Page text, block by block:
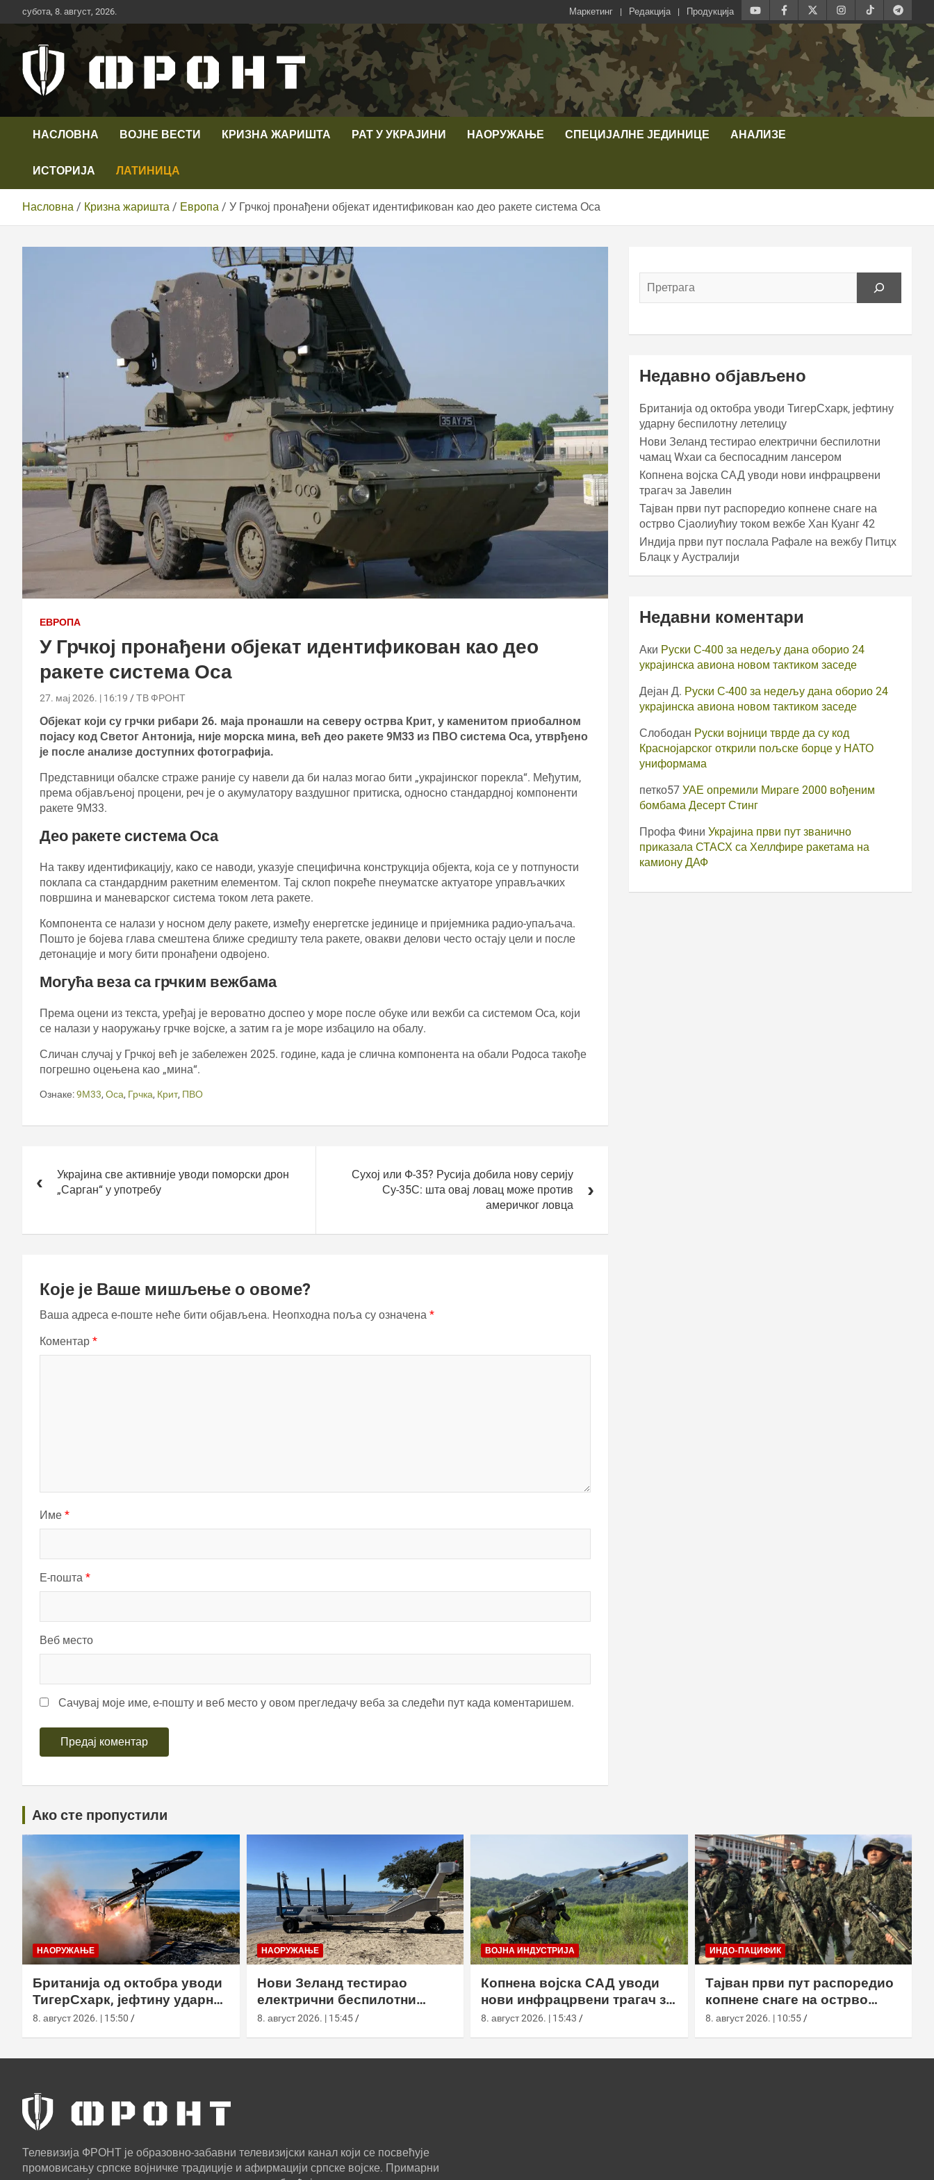
Скип
то
субота, 8. август, 2026. Маркетинг Редакција Продукција
Телевизија ФРОНТ
НАСЛОВНА ВОЈНЕ ВЕСТИ КРИЗНА ЖАРИШТА РАТ У УКРАЈИНИ НАОРУЖАЊЕ СПЕЦИЈАЛНЕ ЈЕДИНИЦЕ АНАЛИЗЕ
ИСТОРИЈА ЛАТИНИЦА
Насловна Кризна жаришта Европа У Грчкој пронађени објекат идентификован као део ракете система Оса
ЕВРОПА
У Грчкој пронађени објекат идентификован као део
ракете система Оса
27. мај 2026. | 16:19 ТВ ФРОНТ
Објекат који су грчки рибари 26. маја пронашли на северу острва Крит, у каменитом приобалном
појасу код Светог Антонија, није морска мина, већ део ракете 9М33 из ПВО система Оса, утврђено
је после анализе доступних фотографија.
Представници обалске страже раније су навели да би налаз могао бити „украјинског порекла“. Међутим,
према објављеној процени, реч је о акумулатору ваздушног притиска, односно стандардној компоненти
ракете 9М33.
Део ракете система Оса
На такву идентификацију, како се наводи, указује специфична конструкција објекта, која се у потпуности
поклапа са стандардним ракетним елементом. Тај склоп покреће пнеуматске актуаторе управљачких
површина и маневарског система током лета ракете.
Компонента се налази у носном делу ракете, између енергетске јединице и пријемника радио-упаљача.
Пошто је бојева глава смештена ближе средишту тела ракете, овакви делови често остају цели и после
детонације и могу бити пронађени одвојено.
Могућа веза са грчким вежбама
Према оцени из текста, уређај је вероватно доспео у море после обуке или вежби са системом Оса, који
се налази у наоружању грчке војске, а затим га је море избацило на обалу.
Сличан случај у Грчкој већ је забележен 2025. године, када је слична компонента на обали Родоса такође
погрешно оцењена као „мина“.
Ознаке:9М33, Оса, Грчка, Крит, ПВО
чланкаУкрајина све активније уводи поморски дрон
„Сарган“ у употребу
Сухој или Ф-35? Русија добила нову серију
Су-35С: шта овај ловац може против
америчког ловца
Које је Ваше мишљење о овоме?
Ваша адреса е-поште неће бити објављена. Неопходна поља су означена *
Коментар *
Име *
Е-пошта *
Веб место
Сачувај моје име, е-пошту и веб место у овом прегледачу веба за следећи пут када коментаришем.
Недавно објављено
Британија од октобра уводи ТигерСхарк, јефтину
ударну беспилотну летелицу
Нови Зеланд тестирао електрични беспилотни
чамац Wхаи са беспосадним лансером
Копнена војска САД уводи нови инфрацрвени
трагач за Јавелин
Тајван први пут распоредио копнене снаге на
острво Сјаолиућиу током вежбе Хан Куанг 42
Индија први пут послала Рафале на вежбу Питцх
Блацк у Аустралији
Недавни коментари
Аки Руски С-400 за недељу дана оборио 24
украјинска авиона новом тактиком заседе
Дејан Д. Руски С-400 за недељу дана оборио 24
украјинска авиона новом тактиком заседе
Слободан Руски војници тврде да су код
Краснојарског открили пољске борце у НАТО
униформама
петко57 УАЕ опремили Мираге 2000 вођеним
бомбама Десерт Стинг
Профа Фини Украјина први пут званично
приказала СТАСХ са Хеллфире ракетама на
камиону ДАФ
Ако сте пропустили
НАОРУЖАЊЕ
Британија од октобра уводи
ТигерСхарк, јефтину ударну
беспилотну летелицу
8. август 2026. | 15:50
НАОРУЖАЊЕ
Нови Зеланд тестирао
електрични беспилотни
чамац Wхаи са беспосадним
8. август 2026. | 15:45
ВОЈНА ИНДУСТРИЈА
Копнена војска САД уводи
нови инфрацрвени трагач за
Јавелин
8. август 2026. | 15:43
ИНДО-ПАЦИФИК
Тајван први пут распоредио
копнене снаге на острво
Сјаолиућиу током вежбе Хан
8. август 2026. | 10:55
Телевизија ФРОНТ је образовно-забавни телевизијски канал који се посвећује
промовисању српске војничке традиције и афирмацији српске војске. Примарни